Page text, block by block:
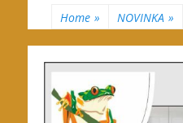
Home » NOVINKA »